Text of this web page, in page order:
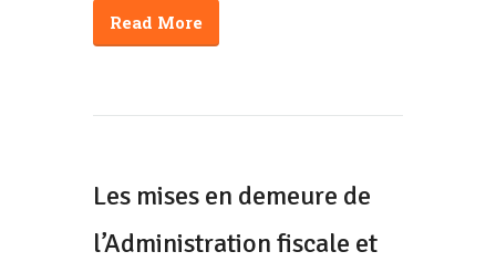
Read More
Les mises en demeure de
l’Administration fiscale et